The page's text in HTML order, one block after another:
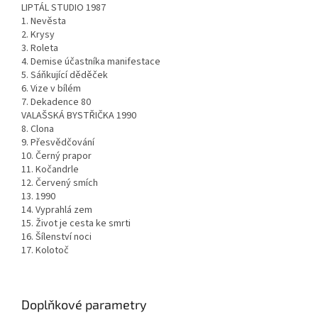
LIPTÁL STUDIO 1987
1. Nevěsta
2. Krysy
3. Roleta
4. Demise účastníka manifestace
5. Sáňkující děděček
6. Vize v bílém
7. Dekadence 80
VALAŠSKÁ BYSTŘIČKA 1990
8. Clona
9. Přesvědčování
10. Černý prapor
11. Kočandrle
12. Červený smích
13. 1990
14. Vyprahlá zem
15. Život je cesta ke smrti
16. Šílenství noci
17. Kolotoč
Doplňkové parametry